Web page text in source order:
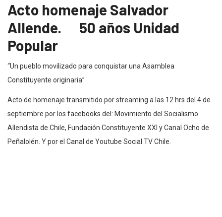
Acto homenaje Salvador
Allende. 50 años Unidad
Popular
“Un pueblo movilizado para conquistar una Asamblea
Constituyente originaria”
Acto de homenaje transmitido por streaming a las 12 hrs del 4 de
septiembre por los facebooks del: Movimiento del Socialismo
Allendista de Chile, Fundación Constituyente XXI y Canal Ocho de
Peñalolén. Y por el Canal de Youtube Social TV Chile.